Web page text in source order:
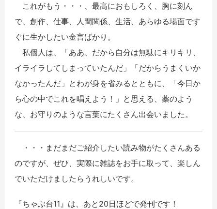
これがもう・・・、最高におもしろく、胸に刻ん
で、創作、仕事、人間関係、生活、あらゆる場面です
ぐに生かしたい金言ばかり。
私個人は、「ああ、だから自分は無駄にキリキリ、
イライラしてしまっていたんだ」「だからうまくいか
なかったんだ」とわが身を省みるとともに、「今日か
ら心の中でこれを唱えよう！」と思える、薬のよう
な、お守りのような言葉にたくさん出会いました。
・・・まだまだご紹介したい読み物がたくさんある
のですが、ぜひ、実際に雑誌をお手に取って、楽しん
でいただけましたらうれしいです。
『ちゃぶ台11』は、あと20日ほどで発刊です！